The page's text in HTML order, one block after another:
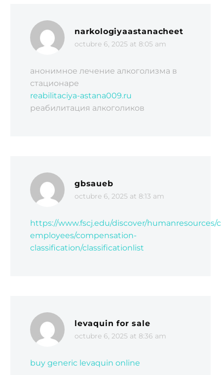
narkologiyaastanacheet
octubre 6, 2025 at 8:05 am
анонимное лечение алкоголизма в
стационаре
reabilitaciya-astana009.ru
реабилитация алкоголиков
gbsaueb
octubre 6, 2025 at 8:13 am
https://www.fscj.edu/discover/humanresources/
employees/compensation-
classification/classificationlist
levaquin for sale
octubre 6, 2025 at 8:36 am
buy generic levaquin online